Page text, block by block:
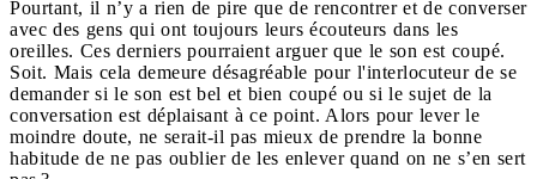
Pourtant, il n’y a rien de pire que de rencontrer et de converser
avec des gens qui ont toujours leurs écouteurs dans les
oreilles. Ces derniers pourraient arguer que le son est coupé.
Soit. Mais cela demeure désagréable pour l'interlocuteur de se
demander si le son est bel et bien coupé ou si le sujet de la
conversation est déplaisant à ce point. Alors pour lever le
moindre doute, ne serait-il pas mieux de prendre la bonne
habitude de ne pas oublier de les enlever quand on ne s’en sert